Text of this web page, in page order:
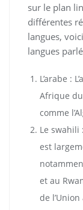
sur le plan
différentes
langues,
langues
L’arabe :
Afrique
comme
Le swahili
est
et au
de